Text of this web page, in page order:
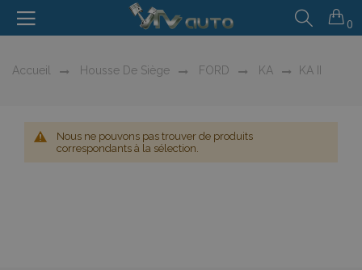
0
Accueil Housse De Siège FORD KA KA II
Nous ne pouvons pas trouver de produits
correspondants à la sélection.